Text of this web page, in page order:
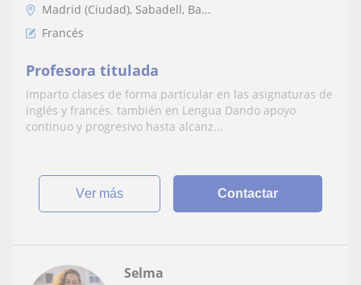
Madrid (Ciudad), Sabadell, Ba...
Francés
Profesora titulada
Imparto clases de forma particular en las asignaturas de
inglés y francés. también en Lengua Dando apoyo
continuo y progresivo hasta alcanz...
ver más Contactar
Selma